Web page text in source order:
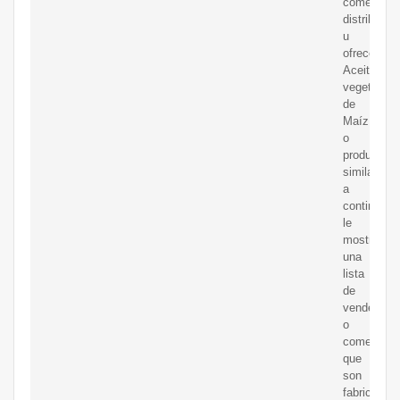
distribuye
u
ofrece
Aceite
vegetal
de
Maíz
o
productos
similares,
a
le
mostramos
una
lista
de
o
que
son
fabricantes